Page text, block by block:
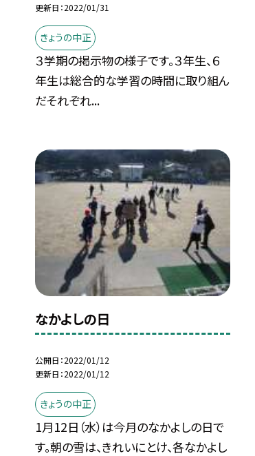
更新日 2022/01/31
きょうの中正
３学期の掲示物の様子です。３年生、６
年生は総合的な学習の時間に取り組ん
だそれぞれ...
なかよしの日
公開日 2022/01/12
更新日 2022/01/12
きょうの中正
1月12日（水）は今月のなかよしの日で
す。朝の雪は、きれいにとけ、各なかよし